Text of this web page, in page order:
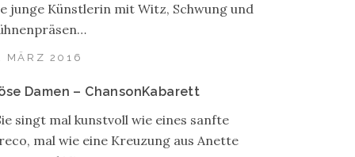
MÄRZ 2016
junge Künstlerin mit Witz, Schwung und
Damen – ChansonKabarett
singt mal kunstvoll wie eines sanfte
mal wie eine Kreuzung aus Anette